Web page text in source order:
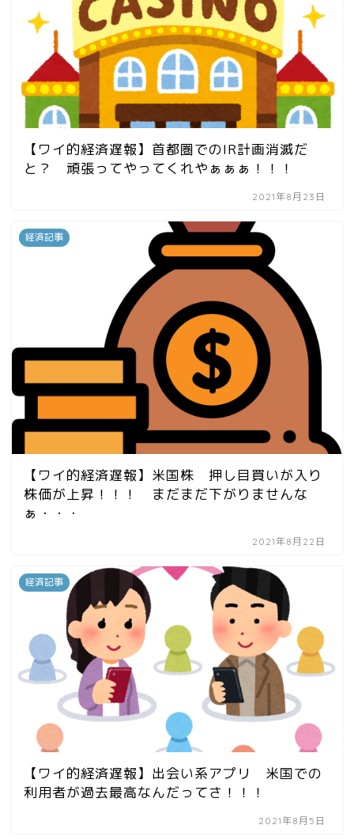
【ワイ的経済遅報】首都圏でのIR計画消滅だ
と？ 頑張ってやってくれやぁぁぁ！！！
2021年8月23日
経済記事
【ワイ的経済遅報】米国株 押し目買いが入り
株価が上昇！！！ まだまだ下がりませんな
ぁ・・・
2021年8月22日
経済記事
【ワイ的経済遅報】出会い系アプリ 米国での
利用者が過去最高なんだってさ！！！
2021年8月5日